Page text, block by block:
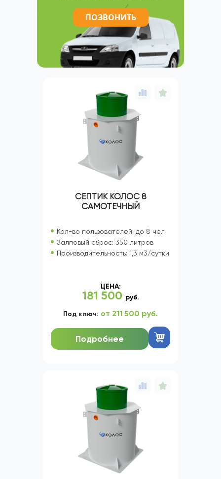
ПОЗВОНИТЬ
СЕПТИК КОЛОС 8
САМОТЕЧНЫЙ
Кол-во пользователей: до 8 чел
Залповый сброс: 350 литров
Производительность: 1,3 м3/сутки
ЦЕНА:
181 500 руб.
Под ключ: от 211 500 руб.
Подробнее